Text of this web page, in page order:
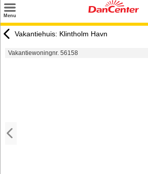
Menu
Inspiratie
Vakantiehuis: Klintholm Havn
Vakantiewoningnr. 56158